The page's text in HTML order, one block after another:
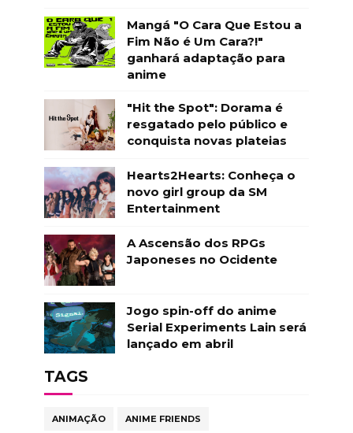
Mangá "O Cara Que Estou a
Fim Não é Um Cara?!"
ganhará adaptação para
anime
"Hit the Spot": Dorama é
resgatado pelo público e
conquista novas plateias
Hearts2Hearts: Conheça o
novo girl group da SM
Entertainment
A Ascensão dos RPGs
Japoneses no Ocidente
Jogo spin-off do anime
Serial Experiments Lain será
lançado em abril
TAGS
ANIMAÇÃO ANIME FRIENDS